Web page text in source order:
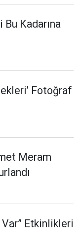
Bu Kadarına
Fotoğraf
Meram
Var” Etkinlikleri